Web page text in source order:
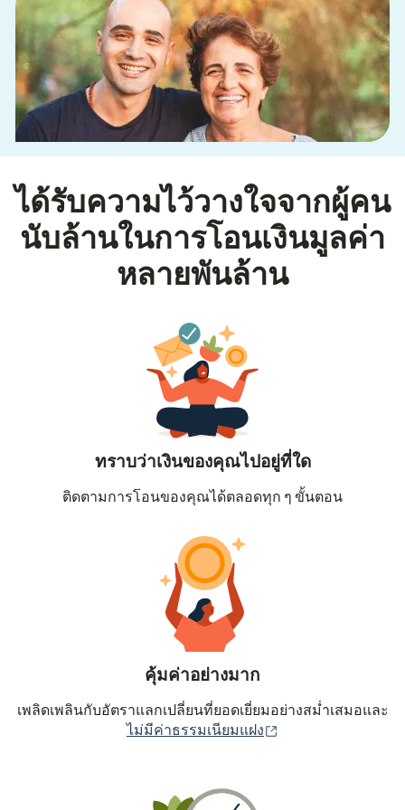
ได้รับความไว้วางใจจากผู้คน
นับล้านในการโอนเงินมูลค่า
หลายพันล้าน
ทราบว่าเงินของคุณไปอยู่ที่ใด
ติดตามการโอนของคุณได้ตลอดทุก ๆ ขั้นตอน
คุ้มค่าอย่างมาก
เพลิดเพลินกับอัตราแลกเปลี่ยนที่ยอดเยี่ยมอย่างสม่ำเสมอและ
ไม่มีค่าธรรมเนียมแฝง